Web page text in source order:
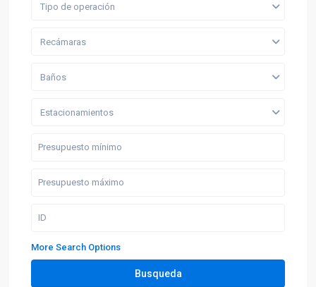
Tipo de operación
Recámaras
Baños
Estacionamientos
More Search Options
Busqueda